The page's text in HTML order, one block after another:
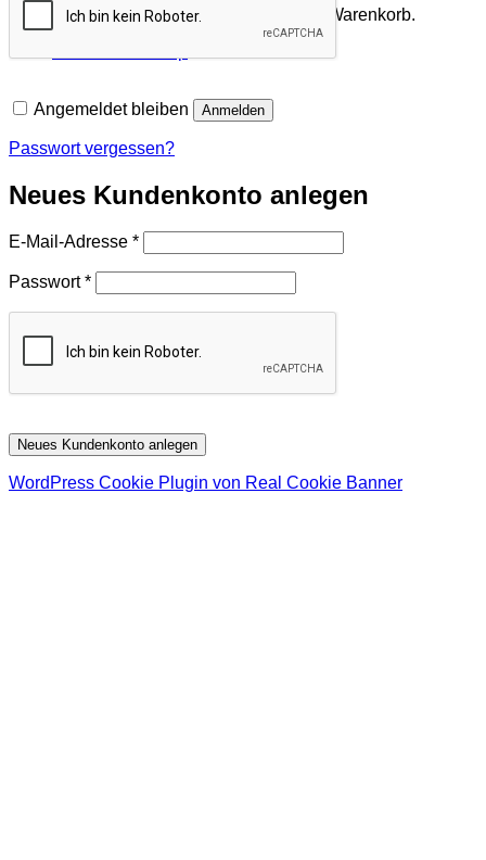
Es befinden sich keine Produkte im Warenkorb.
Angemeldet bleiben Anmelden
Passwort vergessen?
Neues Kundenkonto anlegen
E-Mail-Adresse *Erforderlich
Passwort*Erforderlich
Neues Kundenkonto anlegen
WordPress Cookie Plugin von Real Cookie Banner